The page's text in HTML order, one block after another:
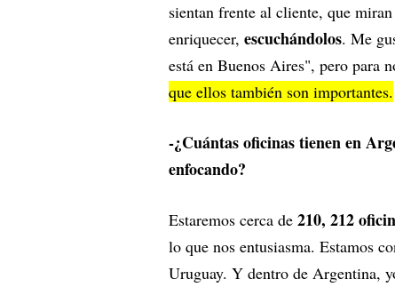
sientan frente al cliente, que
enriquecer, escuchándolos. Me
está en Buenos Aires", pero para
que ellos también son importantes.
-¿Cuántas oficinas tienen en
enfocando?
Estaremos cerca de 210, 212
lo que nos entusiasma. Estamos
Uruguay. Y dentro de Argentina,